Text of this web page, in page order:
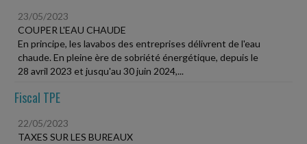
23/05/2023
COUPER L'EAU CHAUDE
En principe, les lavabos des entreprises délivrent de l'eau
chaude. En pleine ère de sobriété énergétique, depuis le
28 avril 2023 et jusqu'au 30 juin 2024,...
Fiscal TPE
22/05/2023
TAXES SUR LES BUREAUX